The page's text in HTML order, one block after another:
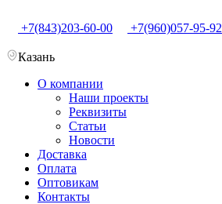
+7(843)203-60-00 +7(960)057-95-92
Казань
О компании
Наши проекты
Реквизиты
Статьи
Новости
Доставка
Оплата
Оптовикам
Контакты